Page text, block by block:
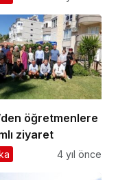
öğretmenlere
ziyaret
4 yıl önce